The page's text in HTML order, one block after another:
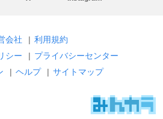
会社 | 利用規約
シー
| プライバシーセンター
| ヘルプ | サイトマップ